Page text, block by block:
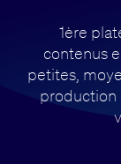
1ère
contenus
petites,
production